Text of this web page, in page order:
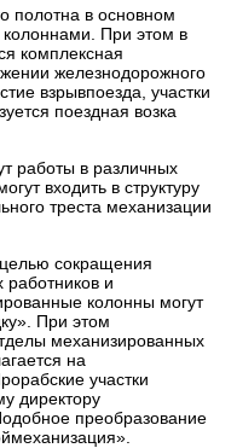
полотна в основном
При этом в
комплексная
железнодо­рожного
взрывпоезда, учас­тки
поездная возка
работы в различных
входить в структуру
треста механизации
сокращения
работников и
колонны могут
При этом
механизирован­ных
на
участки
директору
преобра­зование